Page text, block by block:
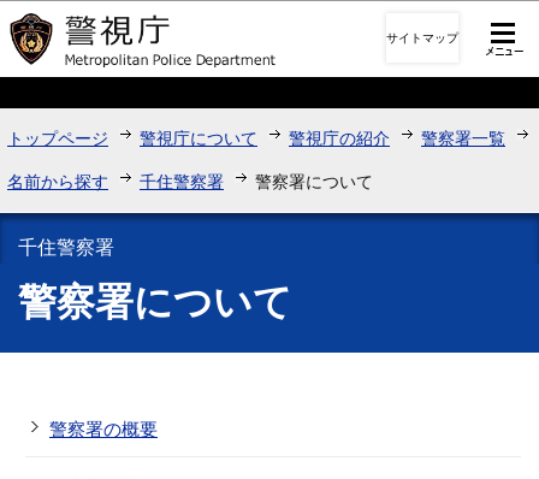
このページの本文へ移動
サイトマップ
トップページ 警視庁について 警視庁の紹介 警察署一覧
名前から探す 千住警察署 警察署について
千住警察署
警察署について
警察署の概要